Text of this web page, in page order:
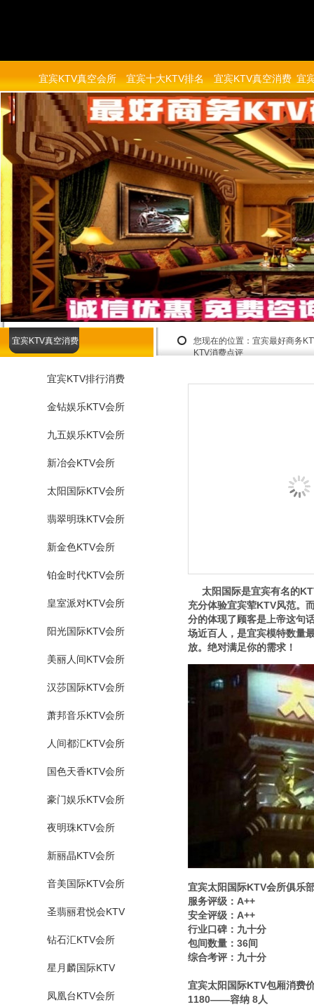
宜宾KTV真空会所 宜宾十大KTV排名 宜宾KTV真空消费 宜
您现在的位置： 宜宾最好商务
KTV消费点评
宜宾KTV真空消费
宜宾KTV排行消费
金钻娱乐KTV会所
九五娱乐KTV会所
新冶会KTV会所
太阳国际KTV会所
翡翠明珠KTV会所
新金色KTV会所
铂金时代KTV会所
皇室派对KTV会所
阳光国际KTV会所
美丽人间KTV会所
汉莎国际KTV会所
萧邦音乐KTV会所
人间都汇KTV会所
国色天香KTV会所
豪门娱乐KTV会所
夜明珠KTV会所
新丽晶KTV会所
音美国际KTV会所
圣翡丽君悦会KTV
钻石汇KTV会所
星月麟国际KTV
凤凰台KTV会所
太阳国际是宜宾有名的
充分体验宜宾荤KTV风范。
分的体现了顾客是上帝这句
场近百人，是宜宾模特数量
放。绝对满足你的需求！
宜宾太阳国际KTV会所俱乐
服务评级：A++
安全评级：A++
行业口碑：九十分
包间数量：36间
综合考评：九十分
宜宾太阳国际KTV包厢消费
1180——容纳 8人